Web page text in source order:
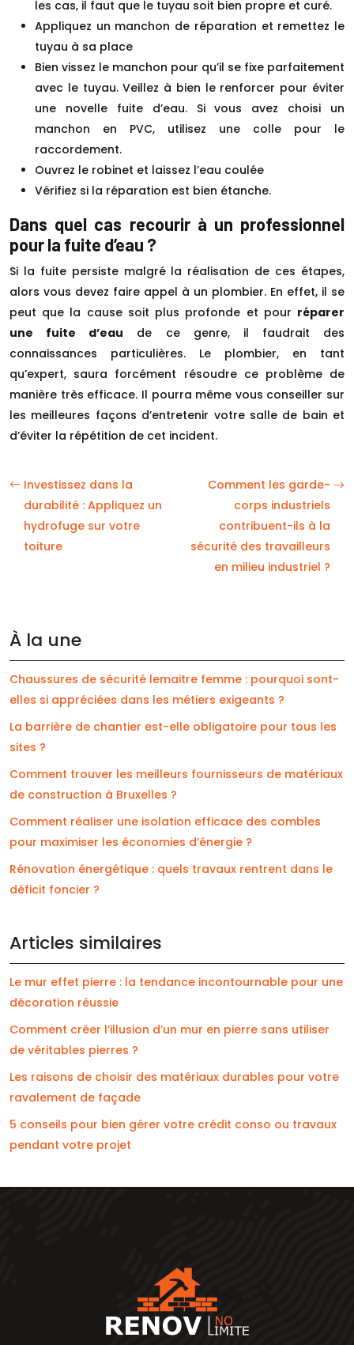
les cas, il faut que le tuyau soit bien propre et curé.
Appliquez un manchon de réparation et remettez le
tuyau à sa place
Bien vissez le manchon pour qu’il se fixe parfaitement
avec le tuyau. Veillez à bien le renforcer pour éviter
une novelle fuite d’eau. Si vous avez choisi un
manchon en PVC, utilisez une colle pour le
raccordement.
Ouvrez le robinet et laissez l’eau coulée
Vérifiez si la réparation est bien étanche.
Dans quel cas recourir à un professionnel
pour la fuite d’eau ?
Si la fuite persiste malgré la réalisation de ces étapes,
alors vous devez faire appel à un plombier. En effet, il se
peut que la cause soit plus profonde et pour réparer
une fuite d’eau de ce genre, il faudrait des
connaissances particulières. Le plombier, en tant
qu’expert, saura forcément résoudre ce problème de
manière très efficace. Il pourra même vous conseiller sur
les meilleures façons d’entretenir votre salle de bain et
d’éviter la répétition de cet incident.
Investissez dans la
durabilité : Appliquez un
hydrofuge sur votre
toiture
Comment les garde-
corps industriels
contribuent-ils à la
sécurité des travailleurs
en milieu industriel ?
À la une
Chaussures de sécurité lemaitre femme : pourquoi sont-
elles si appréciées dans les métiers exigeants ?
La barrière de chantier est-elle obligatoire pour tous les
sites ?
Comment trouver les meilleurs fournisseurs de matériaux
de construction à Bruxelles ?
Comment réaliser une isolation efficace des combles
pour maximiser les économies d’énergie ?
Rénovation énergétique : quels travaux rentrent dans le
déficit foncier ?
Articles similaires
Le mur effet pierre : la tendance incontournable pour une
décoration réussie
Comment créer l’illusion d’un mur en pierre sans utiliser
de véritables pierres ?
Les raisons de choisir des matériaux durables pour votre
ravalement de façade
5 conseils pour bien gérer votre crédit conso ou travaux
pendant votre projet